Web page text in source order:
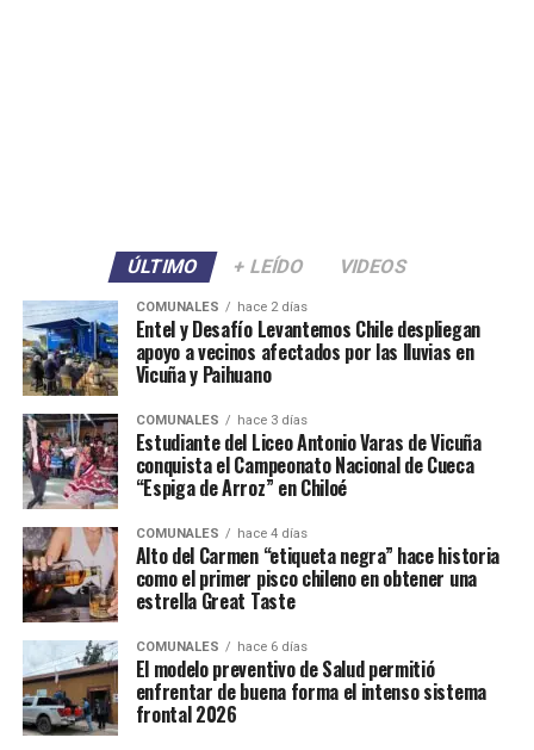
ÚLTIMO + LEÍDO VIDEOS
COMUNALES hace 2 días
Entel y Desafío Levantemos Chile despliegan
apoyo a vecinos afectados por las lluvias en
Vicuña y Paihuano
COMUNALES hace 3 días
Estudiante del Liceo Antonio Varas de Vicuña
conquista el Campeonato Nacional de Cueca
“Espiga de Arroz” en Chiloé
COMUNALES hace 4 días
Alto del Carmen “etiqueta negra” hace historia
como el primer pisco chileno en obtener una
estrella Great Taste
COMUNALES hace 6 días
El modelo preventivo de Salud permitió
enfrentar de buena forma el intenso sistema
frontal 2026